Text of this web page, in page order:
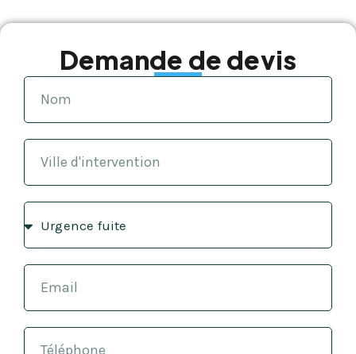
Demande de devis